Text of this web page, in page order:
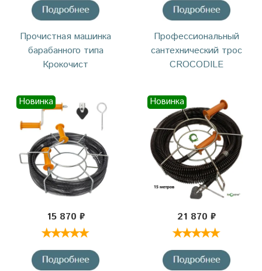
Прочистная машинка
барабанного типа
Крокочист
Профессиональный
сантехнический трос
CROCODILE
Новинка
15 870 ₽
Новинка
21 870 ₽